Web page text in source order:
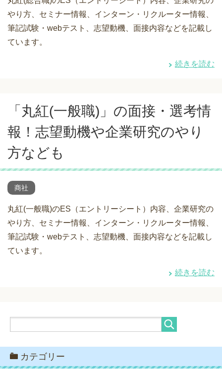
やり方、セミナー情報、インターン・リクルーター情報、
筆記試験・webテスト、志望動機、面接内容などを記載し
ています。
続きを読む
「丸紅(一般職)」の面接・選考情
報！志望動機や企業研究のやり
方なども
商社
丸紅(一般職)のES（エントリーシート）内容、企業研究の
やり方、セミナー情報、インターン・リクルーター情報、
筆記試験・webテスト、志望動機、面接内容などを記載し
ています。
続きを読む
カテゴリー